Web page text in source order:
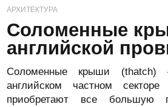
АРХИТЕКТУРА
Соломенные
английской
Соломенные крыши
английском частном
приобретают все большую